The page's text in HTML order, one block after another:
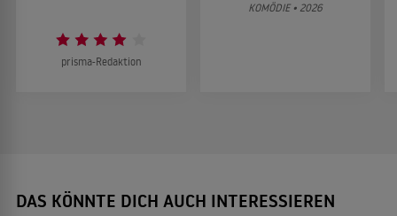
prisma-Redaktion
KOMÖDIE • 2026
DAS KÖNNTE DICH AUCH INTERESSIEREN